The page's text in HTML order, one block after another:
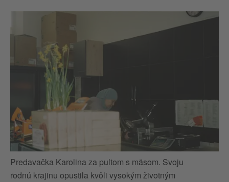
Predavačka Karolina za pultom s mäsom. Svoju
rodnú krajinu opustila kvôli vysokým životným